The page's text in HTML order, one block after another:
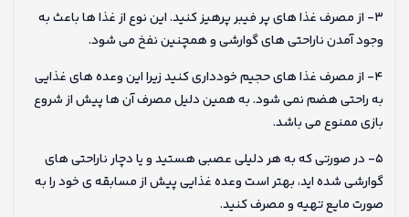
۳- از مصرف غذا های پر فیبر پرهیز کنید. این نوع از غذا ها باعث به
وجود آمدن ناراحتی های گوارشی و همچنین نفخ می شود.
۴- از مصرف غذا های حجیم خودداری کنید زیرا این وعده های غذایی
به راحتی هضم نمی شود. به همین دلیل مصرف آن ها پیش از شروع
بازی ممنوع می باشد.
۵- در صورتی که به هر دلیلی عصبی هستید و یا دچار ناراحتی های
گوارشی شده اید، بهتر است وعده غذایی پیش از مسابقه ی خود را به
صورت مایع تهیه و مصرف کنید.